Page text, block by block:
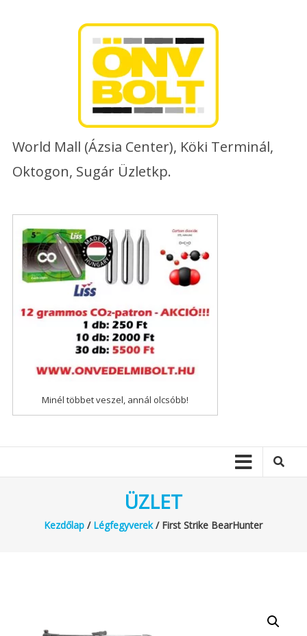
World Mall (Ázsia Center), Köki Terminál,
Oktogon, Sugár Üzletkp.
Minél többet veszel, annál olcsóbb!
ÜZLET
Kezdőlap / Légfegyverek/ First Strike BearHunter